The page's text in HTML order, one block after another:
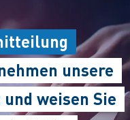
unsere
weisen Sie